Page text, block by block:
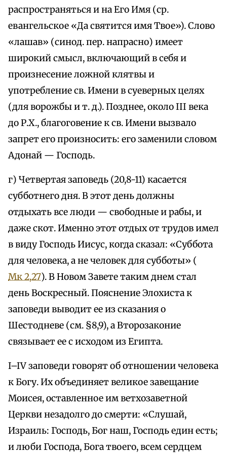
распространяться и на Его Имя (ср.
евангельское «Да святится имя Твое»). Слово
«лашав» (синод. пер. напрасно) имеет
широкий смысл, включающий в себя и
произнесение ложной клятвы и
употребление св. Имени в суеверных целях
(для ворожбы и т. д.). Позднее, около III века
до Р.Х., благоговение к св. Имени вызвало
запрет его произносить: его заменили словом
Адонай — Господь.
г) Четвертая заповедь (20,8-11) касается
субботнего дня. В этот день должны
отдыхать все люди — свободные и рабы, и
даже скот. Именно этот отдых от трудов имел
в виду Господь Иисус, когда сказал: «Суббота
для человека, а не человек для субботы» (
Мк 2,27). В Новом Завете таким днем стал
день Воскресный. Пояснение Элохиста к
заповеди выводит ее из сказания о
Шестодневе (см. §8,9), а Второзаконие
связывает ее с исходом из Египта.
I–IV заповеди говорят об отношении человека
к Богу. Их объединяет великое завещание
Моисея, оставленное им ветхозаветной
Церкви незадолго до смерти: «Слушай,
Израиль: Господь, Бог наш, Господь един есть;
и люби Господа, Бога твоего, всем сердцем